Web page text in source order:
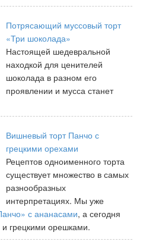
Потрясающий муссовый торт
«Три шоколада»
Настоящей шедевральной
находкой для ценителей
шоколада в разном его
проявлении и мусса станет
Вишневый торт Панчо с
грецкими орехами
Рецептов одноименного торта
существует множество в самых
разнообразных
интерпретациях. Мы уже
с ананасами, а сегодня
грецкими орешками.